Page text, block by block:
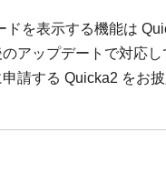
を表示する機能は
アップデートで対応し
請する Quicka2 をお